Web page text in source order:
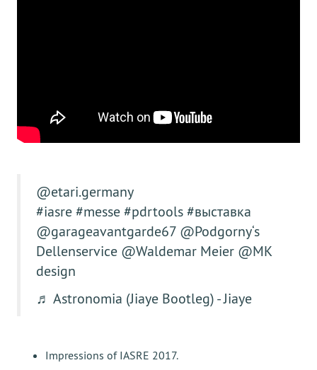
@etari.germany
#iasre #messe #pdrtools #выставка
@garageavantgarde67 @Podgorny‘s
Dellenservice @Waldemar Meier @MK
design
♬ Astronomia (Jiaye Bootleg) - Jiaye
Impressions of IASRE 2017.